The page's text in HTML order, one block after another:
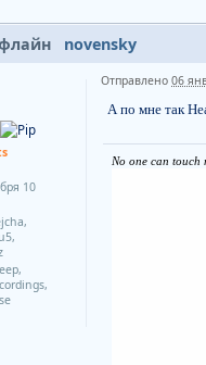
novensky
10
Отправлено 06
А по мне так
No one can touch